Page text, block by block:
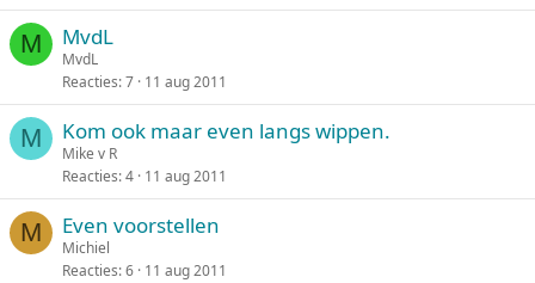
M MvdL
MvdL
Reacties 7 11 aug 2011
M Kom ook maar even langs wippen.
Mike v R
Reacties 4 11 aug 2011
M Even voorstellen
Michiel
Reacties 6 11 aug 2011